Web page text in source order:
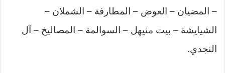
– المضيان – العوض – المطارفة – الشملان –
الشيايشة – بيت منيهل – السوالمة – المصاليخ – آل
النجدي.